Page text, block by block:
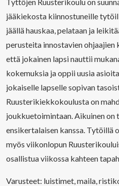
jääkiekosta kiinnostuneille
jäällä hauskaa, pelataan ja
perusteita innostavien ohjaajien
että jokainen lapsi nauttii
kokemuksia ja oppii uusia
jokaiselle lapselle sopivan
Ruusterikiekkokoulusta on
joukkuetoimintaan. Aikuinen on
ensikertalaisen kanssa. Tytöillä
myös viikonlopun
osallistua viikossa kahteen
Varusteet: luistimet, maila,